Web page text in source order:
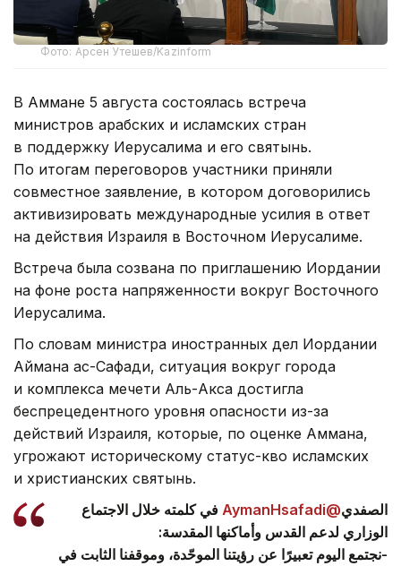
Фото: Арсен Утешев/Kazinform
В Аммане 5 августа состоялась встреча
министров арабских и исламских стран
в поддержку Иерусалима и его святынь.
По итогам переговоров участники приняли
совместное заявление, в котором договорились
активизировать международные усилия в ответ
на действия Израиля в Восточном Иерусалиме.
Встреча была созвана по приглашению Иордании
на фоне роста напряженности вокруг Восточного
Иерусалима.
По словам министра иностранных дел Иордании
Аймана ас-Сафади, ситуация вокруг города
и комплекса мечети Аль-Акса достигла
беспрецедентного уровня опасности из-за
действий Израиля, которые, по оценке Аммана,
угрожают историческому статус-кво исламских
и христианских святынь.
الصفدي@AymanHsafadi
في كلمته خلال الاجتماع
الوزاري لدعم القدس وأماكنها المقدسة:
-نجتمع اليوم تعبيرًا عن رؤيتنا الموحّدة، وموقفنا الثابت في